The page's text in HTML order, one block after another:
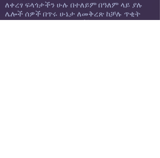
ለቀረፃ ፍላጎታችን ሁሉ በተለይም በዓለም ላይ ያሉ
ሌሎች ሰዎች በጥሩ ሁኔታ ለመቅረጽ ከቻሉ ጥቂት
የማይባሉትን አስቸጋሪ እቃዎች በኮንትራክተርነት